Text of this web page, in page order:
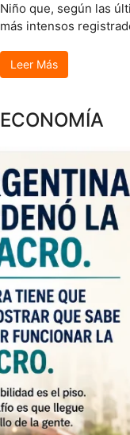
Niño que, según las
más intensos
Leer Más
ECONOMÍA